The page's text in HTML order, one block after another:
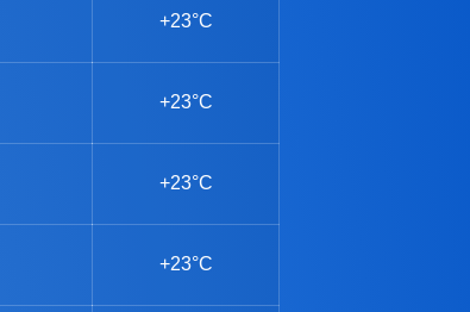
+23°C
+23°C
+23°C
+23°C